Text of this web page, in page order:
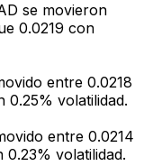
se movieron
0.0219 con
entre 0.0218
0.25% volatilidad.
entre 0.0214
volatilidad.